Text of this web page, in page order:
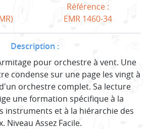
Référence :
EMR 1460-34
Description :
pour orchestre à vent. Une
condense sur une page les vingt à
orchestre complet. Sa lecture
une formation spécifique à la
instruments et à la hiérarchie des
Niveau Assez Facile.